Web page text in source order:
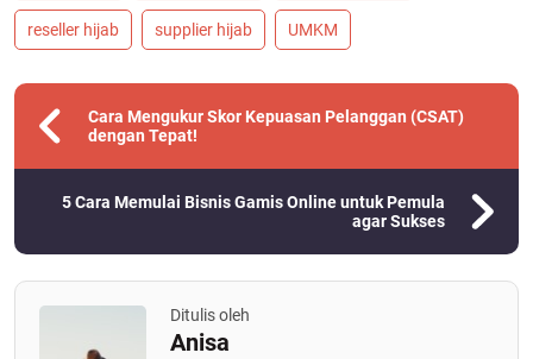
reseller hijab supplier hijab UMKM
Cara Mengukur Skor Kepuasan Pelanggan (CSAT)
dengan Tepat!
5 Cara Memulai Bisnis Gamis Online untuk Pemula
agar Sukses
Ditulis oleh
Anisa